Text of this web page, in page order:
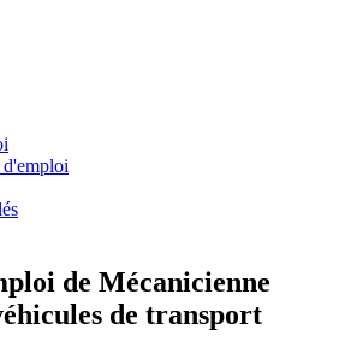
d'emploi
de Mécanicienne
de transport